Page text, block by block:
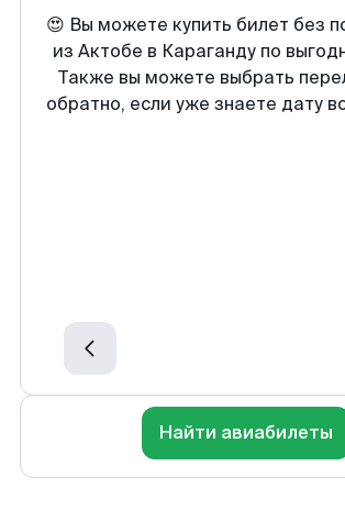
😍 Вы можете купить билет без
из Актобе в Караганду по
Также вы можете выбрать
обратно, если уже знаете дату
Найти авиабилеты